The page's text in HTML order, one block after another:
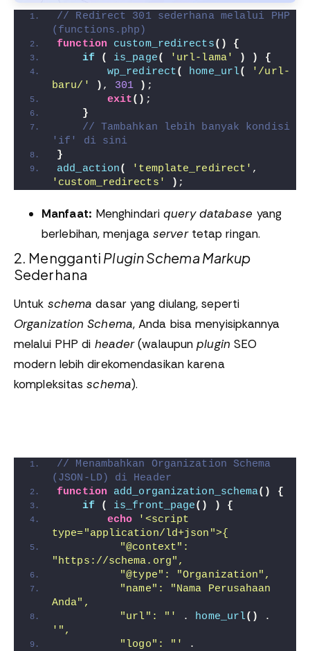
// Redirect 301 sederhana melalui PHP
(functions.php)
function
custom_redirects()
{
if
( is_page( 'url-lama' ) )
{
wp_redirect( home_url(
'/url-
baru/'
) , 301 ) ;
exit() ;
}
// Tambahkan lebih banyak kondisi
'if' di sini
}
add_action( 'template_redirect'
'custom_redirects'
) ;
Manfaat: Menghindariquery database yang
berlebihan, menjaga servertetap ringan.
2. Mengganti PluginSchema Markup
Sederhana
Untuk schema dasar yang diulang, seperti
Organization Schema, Anda bisa menyisipkannya
melalui PHP di header(walaupunplugin SEO
modern lebih direkomendasikan karena
kompleksitasschema).
// Menambahkan Organization Schema
(JSON-LD) di Header
function
add_organization_schema()
{
if
( is_front_page() )
{
echo
'<script
type="application/ld+json">{
          "@context":
"https://schema.org",
          "@type": "Organization",
          "name": "Nama Perusahaan
Anda",
          "url": "'
. home_url()
'",
          "logo": "'